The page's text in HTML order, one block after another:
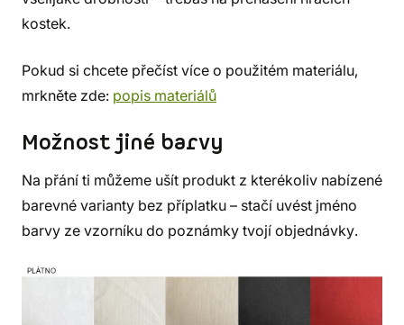
kostek.
Pokud si chcete přečíst více o použitém materiálu,
mrkněte zde: popis materiálů
Možnost jiné barvy
Na přání ti můžeme ušít produkt z kterékoliv nabízené
barevné varianty bez příplatku – stačí uvést jméno
barvy ze vzorníku do poznámky tvojí objednávky.